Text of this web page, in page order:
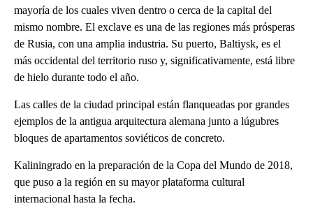
mayoría de los cuales viven dentro o cerca de la capital del
mismo nombre. El exclave es una de las regiones más prósperas
de Rusia, con una amplia industria. Su puerto, Baltiysk, es el
más occidental del territorio ruso y, significativamente, está libre
de hielo durante todo el año.
Las calles de la ciudad principal están flanqueadas por grandes
ejemplos de la antigua arquitectura alemana junto a lúgubres
bloques de apartamentos soviéticos de concreto.
Kaliningrado en la preparación de la Copa del Mundo de 2018,
que puso a la región en su mayor plataforma cultural
internacional hasta la fecha.